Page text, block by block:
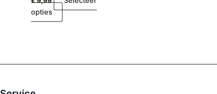
opties